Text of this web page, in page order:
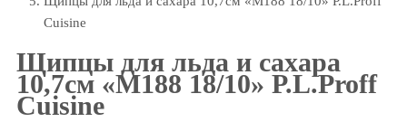
Cuisine
Щипцы для льда и сахара
10,7см «M188 18/10» P.L.Proff
Cuisine